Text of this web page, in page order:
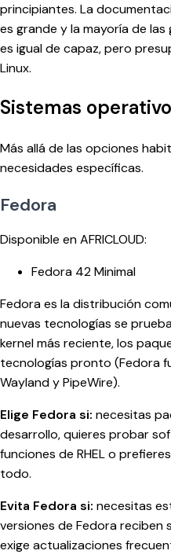
principiantes. La
es grande y la mayoría de
es igual de capaz, pero
Linux.
Sistemas
Más allá de las opciones
necesidades específicas.
Fedora
Disponible en AFRICLOUD:
Fedora 42 Minimal
Fedora es la distribución
nuevas tecnologías se
kernel más reciente, los
tecnologías pronto (Fedora
Wayland y PipeWire).
Elige Fedora si: necesitas
desarrollo, quieres probar
funciones de RHEL o
todo.
Evita Fedora si: necesitas
versiones de Fedora reciben
exige actualizaciones